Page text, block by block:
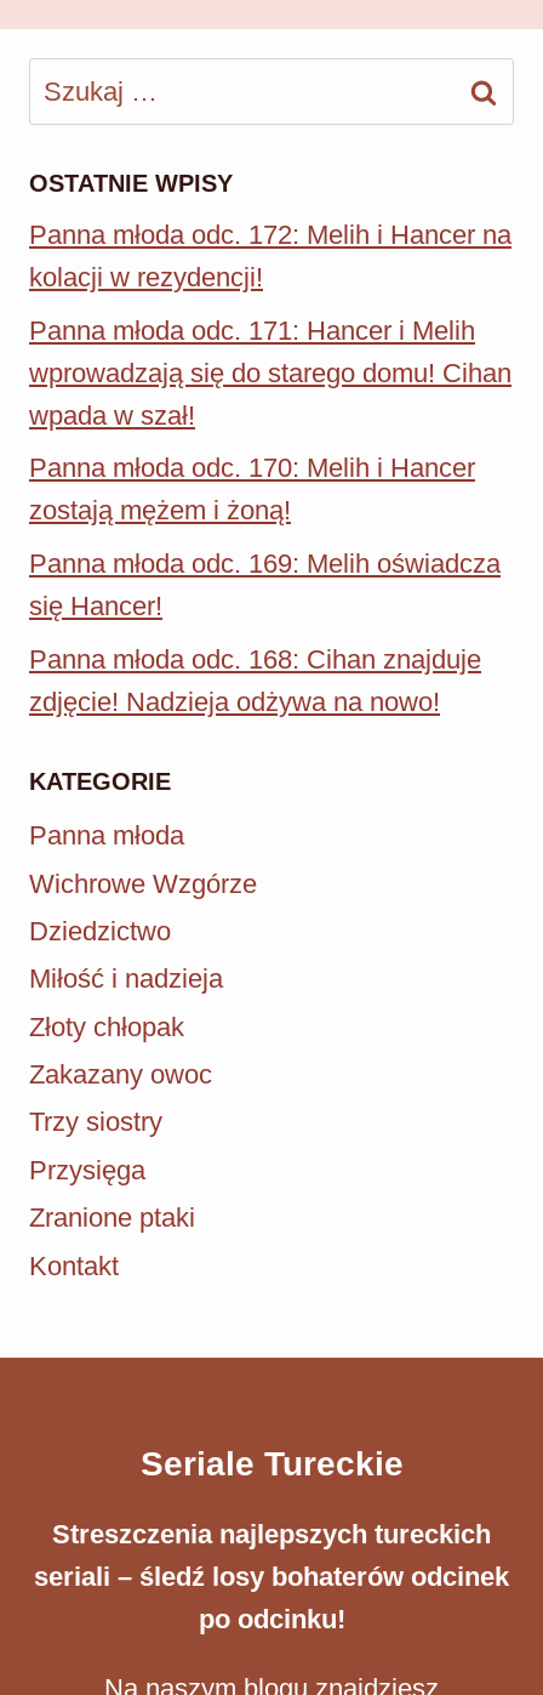
Szukaj:
OSTATNIE WPISY
Panna młoda odc. 172: Melih i Hancer na
kolacji w rezydencji!
Panna młoda odc. 171: Hancer i Melih
wprowadzają się do starego domu! Cihan
wpada w szał!
Panna młoda odc. 170: Melih i Hancer
zostają mężem i żoną!
Panna młoda odc. 169: Melih oświadcza
się Hancer!
Panna młoda odc. 168: Cihan znajduje
zdjęcie! Nadzieja odżywa na nowo!
KATEGORIE
Panna młoda
Wichrowe Wzgórze
Dziedzictwo
Miłość i nadzieja
Złoty chłopak
Zakazany owoc
Trzy siostry
Przysięga
Zranione ptaki
Kontakt
Seriale Tureckie
Streszczenia ​najlepszych tureckich
seriali – śledź losy bohaterów odcinek
po odcinku!
Na naszym blogu znajdziesz